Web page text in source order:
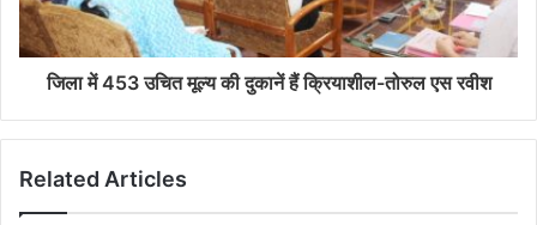
जिला में 453 उचित मूल्य की दुकानें हैं क्रियाशील-तोरुल एस रवीश
Related Articles